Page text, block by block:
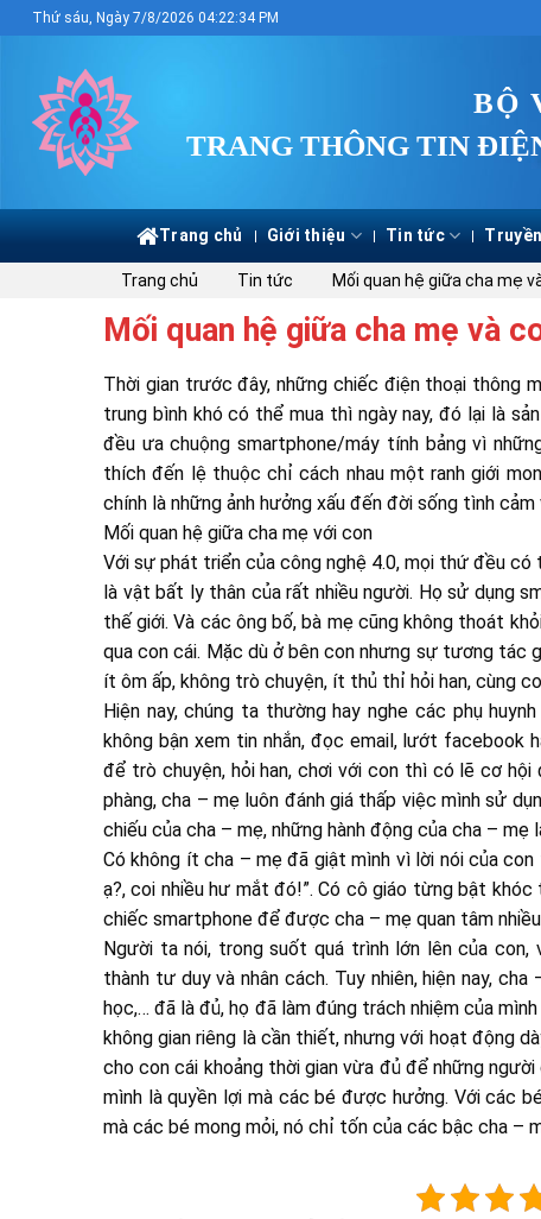
Skip
to
content
Thứ sáu, Ngày 7/8/2026 04:22:34 PM
BỘ
TRANG THÔNG TIN
Trang chủ Giới thiệu Tin tức
Trang chủ Tin tức Mối quan hệ giữa cha mẹ
Mối quan hệ giữa cha mẹ và
Thời gian trước đây, những chiếc điện thoại thông
trung bình khó có thể mua thì ngày nay, đó lại là
đều ưa chuộng smartphone/máy tính bảng vì
thích đến lệ thuộc chỉ cách nhau một ranh giới
chính là những ảnh hưởng xấu đến đời sống tình cảm
Mối quan hệ giữa cha mẹ với con
Với sự phát triển của công nghệ 4.0, mọi thứ đều
là vật bất ly thân của rất nhiều người. Họ sử dụng
thế giới. Và các ông bố, bà mẹ cũng không thoát
qua con cái. Mặc dù ở bên con nhưng sự tương tác
ít ôm ấp, không trò chuyện, ít thủ thỉ hỏi han, cùng
Hiện nay, chúng ta thường hay nghe các phụ
không bận xem tin nhắn, đọc email, lướt facebook
để trò chuyện, hỏi han, chơi với con thì có lẽ cơ hội
phàng, cha – mẹ luôn đánh giá thấp việc mình sử
chiếu của cha – mẹ, những hành động của cha –
Có không ít cha – mẹ đã giật mình vì lời nói của
ạ?, coi nhiều hư mắt đó!”. Có cô giáo từng bật
chiếc smartphone để được cha – mẹ quan tâm nhiều
Người ta nói, trong suốt quá trình lớn lên của
thành tư duy và nhân cách. Tuy nhiên, hiện nay,
học,… đã là đủ, họ đã làm đúng trách nhiệm của
không gian riêng là cần thiết, nhưng với hoạt động
cho con cái khoảng thời gian vừa đủ để những
mình là quyền lợi mà các bé được hưởng. Với các
mà các bé mong mỏi, nó chỉ tốn của các bậc cha –